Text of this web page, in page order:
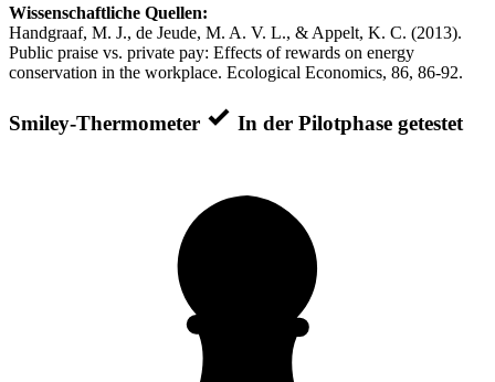
Wissenschaftliche Quellen:
Handgraaf, M. J., de Jeude, M. A. V. L., & Appelt, K. C. (2013).
Public praise vs. private pay: Effects of rewards on energy
conservation in the workplace. Ecological Economics, 86, 86-92.
Smiley-Thermometer In der Pilotphase getestet